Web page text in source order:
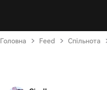
Головна Feed Спільнота